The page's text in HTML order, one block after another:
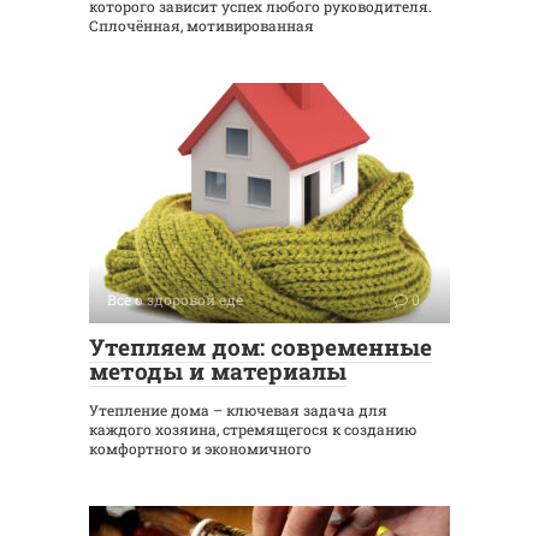
которого зависит успех любого руководителя.
Сплочённая, мотивированная
Все о здоровой еде 0
Утепляем дом: современные
методы и материалы
Утепление дома – ключевая задача для
каждого хозяина, стремящегося к созданию
комфортного и экономичного